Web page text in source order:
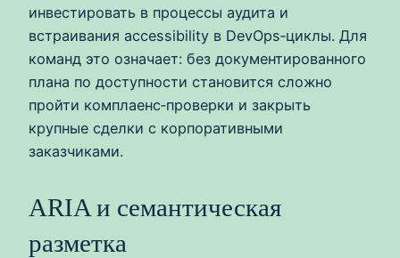
инвестировать в процессы аудита и
встраивания accessibility в DevOps‑циклы. Для
команд это означает: без документированного
плана по доступности становится сложно
пройти комплаенс‑проверки и закрыть
крупные сделки с корпоративными
заказчиками.
ARIA и семантическая
разметка